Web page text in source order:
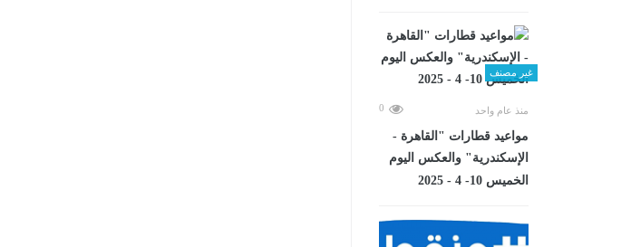
غير مصنف
منذ عام واحد 0
مواعيد قطارات "القاهرة -
الإسكندرية" والعكس اليوم
الخميس 10- 4 - 2025